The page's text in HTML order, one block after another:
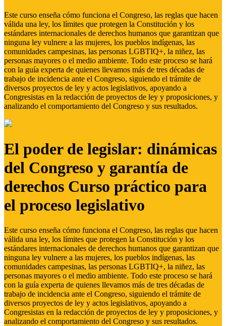
Este curso enseña cómo funciona el Congreso, las reglas que hacen
válida una ley, los límites que protegen la Constitución y los
estándares internacionales de derechos humanos que garantizan que
ninguna ley vulnere a las mujeres, los pueblos indígenas, las
comunidades campesinas, las personas LGBTIQ+, la niñez, las
personas mayores o el medio ambiente. Todo este proceso se hará
con la guía experta de quienes llevamos más de tres décadas de
trabajo de incidencia ante el Congreso, siguiendo el trámite de
diversos proyectos de ley y actos legislativos, apoyando a
Congresistas en la redacción de proyectos de ley y proposiciones, y
analizando el comportamiento del Congreso y sus resultados.
El poder de legislar: dinámicas
del Congreso y garantía de
derechos Curso práctico para
el proceso legislativo
Este curso enseña cómo funciona el Congreso, las reglas que hacen
válida una ley, los límites que protegen la Constitución y los
estándares internacionales de derechos humanos que garantizan que
ninguna ley vulnere a las mujeres, los pueblos indígenas, las
comunidades campesinas, las personas LGBTIQ+, la niñez, las
personas mayores o el medio ambiente. Todo este proceso se hará
con la guía experta de quienes llevamos más de tres décadas de
trabajo de incidencia ante el Congreso, siguiendo el trámite de
diversos proyectos de ley y actos legislativos, apoyando a
Congresistas en la redacción de proyectos de ley y proposiciones, y
analizando el comportamiento del Congreso y sus resultados.